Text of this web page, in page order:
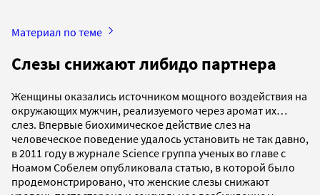
Материал по теме
Слезы снижают либидо партнера
Женщины оказались источником мощного воздействия на
окружающих мужчин, реализуемого через аромат их…
слез. Впервые биохимическое действие слез на
человеческое поведение удалось установить не так давно,
в 2011 году в журнале Science группа ученых во главе с
Ноамом Собелем опубликовала статью, в которой было
продемонстрировано, что женские слезы снижают